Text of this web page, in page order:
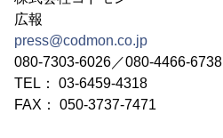
広報
press@codmon.co.jp
080-7303-6026／080-4466-6738
TEL： 03-6459-4318
FAX： 050-3737-7471